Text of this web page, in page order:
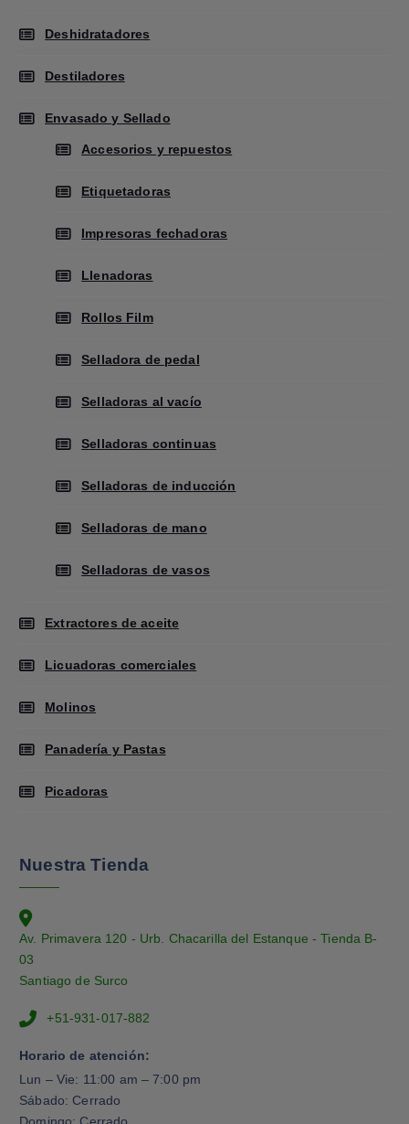
Deshidratadores
Destiladores
Envasado y Sellado
Accesorios y repuestos
Etiquetadoras
Impresoras fechadoras
Llenadoras
Rollos Film
Selladora de pedal
Selladoras al vacío
Selladoras continuas
Selladoras de inducción
Selladoras de mano
Selladoras de vasos
Extractores de aceite
Licuadoras comerciales
Molinos
Panadería y Pastas
Picadoras
Nuestra Tienda
Av. Primavera 120 - Urb. Chacarilla del Estanque - Tienda B-
03
Santiago de Surco
+51-931-017-882
Horario de atención:
Lun – Vie: 11:00 am – 7:00 pm
Sábado: Cerrado